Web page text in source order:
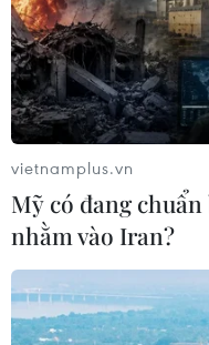
vietnamplus.vn
Mỹ có đang
nhằm vào Iran?